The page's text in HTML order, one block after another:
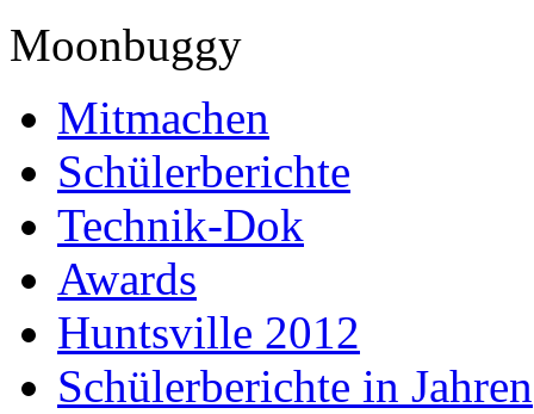
Moonbuggy
Mitmachen
Schülerberichte
Technik-Dok
Awards
Huntsville 2012
Schülerberichte in Jahren